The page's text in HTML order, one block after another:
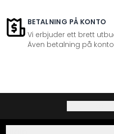
BETALNING PÅ KONTO
Vi erbjuder ett brett
Även betalning på